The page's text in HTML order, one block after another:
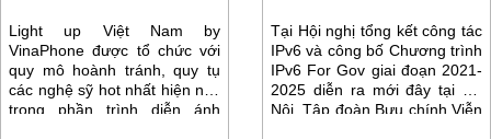
Light up Việt Nam by
VinaPhone được tổ chức với
quy mô hoành tránh, quy tụ
các nghệ sỹ hot nhất hiện nay
trong phần trình diễn ánh
Tại Hội nghị tổng kết công tác
IPv6 và công bố Chương trình
IPv6 For Gov giai đoạn 2021-
2025 diễn ra mới đây tại Hà
Nội, Tập đoàn Bưu chính Viễn